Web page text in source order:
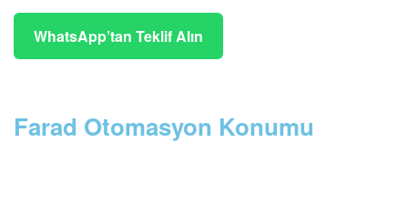
WhatsApp’tan Teklif Alın
Farad Otomasyon Konumu